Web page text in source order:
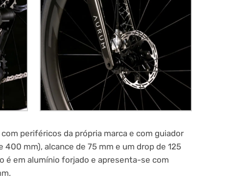
periféricos da própria marca e com guiador
mm), alcance de 75 mm e um drop de 125
é em alumínio forjado e apresenta-se com